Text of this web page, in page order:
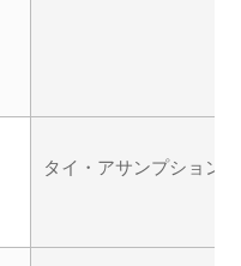
タイ・アサンプション